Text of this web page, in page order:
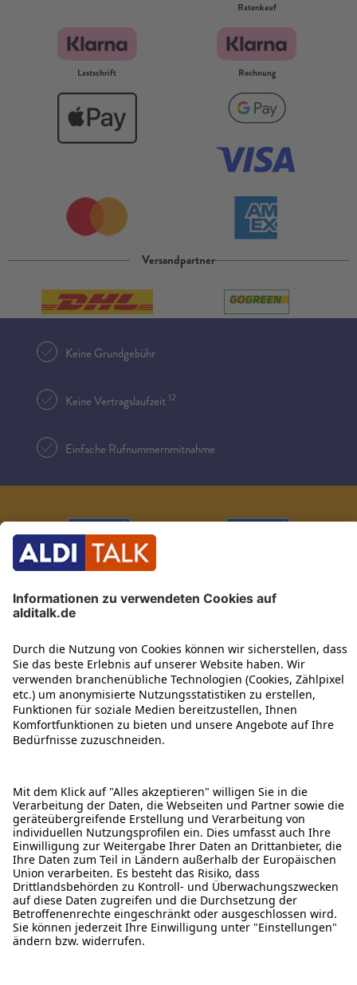
Ratenkauf
Lastschrift Rechnung
Versandpartner
Keine Grundgebühr
Keine Vertragslaufzeit12
Einfache Rufnummernmitnahme
ÜBER DIESE SEITE
ALDI TALK WEBSHOP
ALDI TALK MOBILFUNK
HILFE-THEMEN
ALDI SERVICES